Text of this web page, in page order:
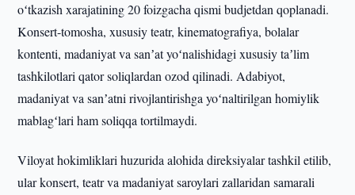
oʻtkazish xarajatining 20 foizgacha qismi budjetdan qoplanadi.
Konsert-tomosha, xususiy teatr, kinematografiya, bolalar
kontenti, madaniyat va sanʼat yoʻnalishidagi xususiy taʼlim
tashkilotlari qator soliqlardan ozod qilinadi. Adabiyot,
madaniyat va sanʼatni rivojlantirishga yoʻnaltirilgan homiylik
mablagʻlari ham soliqqa tortilmaydi.
Viloyat hokimliklari huzurida alohida direksiyalar tashkil etilib,
ular konsert, teatr va madaniyat saroylari zallaridan samarali